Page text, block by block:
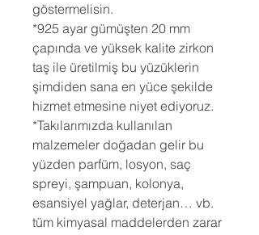
göstermelisin.
*925 ayar gümüşten 20 mm
çapında ve yüksek kalite zirkon
taş ile üretilmiş bu yüzüklerin
şimdiden sana en yüce şekilde
hizmet etmesine niyet ediyoruz.
*Takılarımızda kullanılan
malzemeler doğadan gelir bu
yüzden parfüm, losyon, saç
spreyi, şampuan, kolonya,
esansiyel yağlar, deterjan… vb.
tüm kimyasal maddelerden zarar